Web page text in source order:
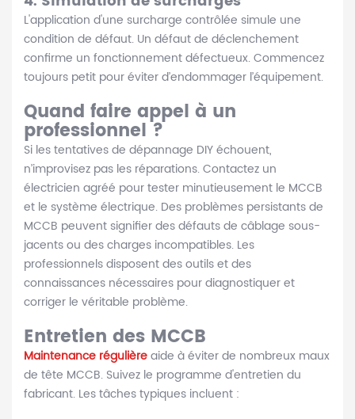
L'application d'une surcharge contrôlée simule une
condition de défaut. Un défaut de déclenchement
confirme un fonctionnement défectueux. Commencez
toujours petit pour éviter d’endommager l’équipement.
Quand faire appel à un
professionnel ?
Si les tentatives de dépannage DIY échouent,
n’improvisez pas les réparations. Contactez un
électricien agréé pour tester minutieusement le MCCB
et le système électrique. Des problèmes persistants de
MCCB peuvent signifier des défauts de câblage sous-
jacents ou des charges incompatibles. Les
professionnels disposent des outils et des
connaissances nécessaires pour diagnostiquer et
corriger le véritable problème.
Entretien des MCCB
Maintenance régulièreaide à éviter de nombreux maux
de tête MCCB. Suivez le programme d'entretien du
fabricant. Les tâches typiques incluent :